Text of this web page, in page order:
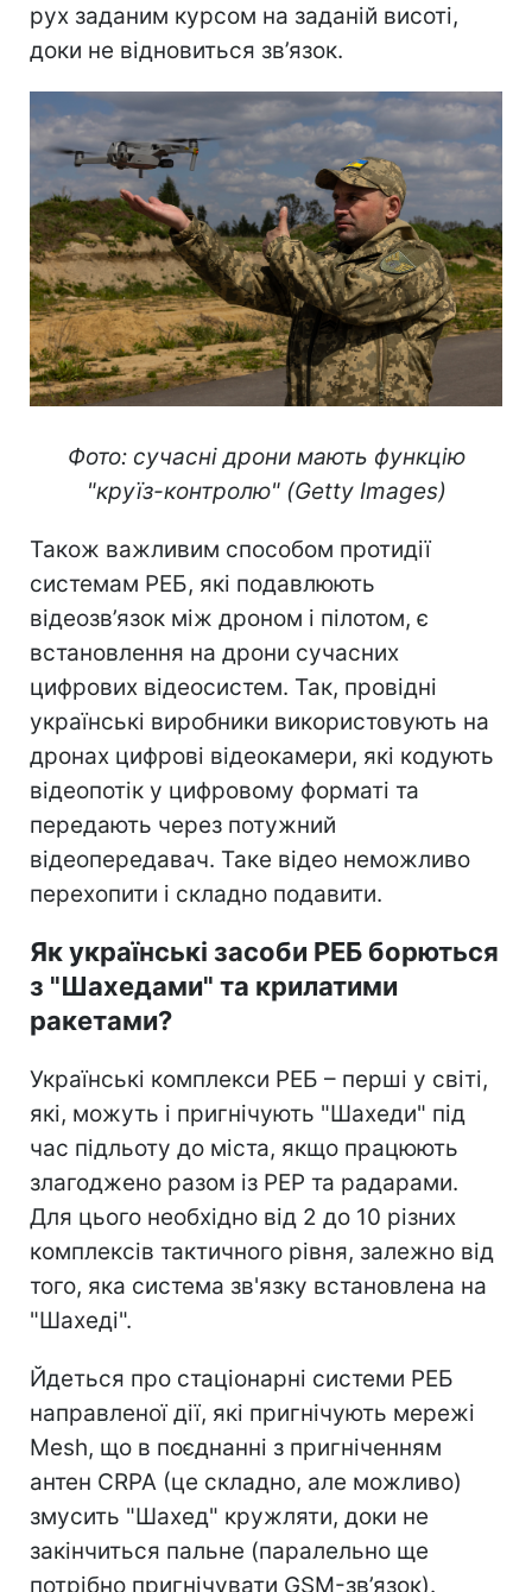
рух заданим курсом на заданій висоті,
доки не відновиться зв’язок.
Фото: сучасні дрони мають функцію
"круїз-контролю" (Getty Images)
Також важливим способом протидії
системам РЕБ, які подавлюють
відеозв’язок між дроном і пілотом, є
встановлення на дрони сучасних
цифрових відеосистем. Так, провідні
українські виробники використовують на
дронах цифрові відеокамери, які кодують
відеопотік у цифровому форматі та
передають через потужний
відеопередавач. Таке відео неможливо
перехопити і складно подавити.
Як українські засоби РЕБ борються
з "Шахедами" та крилатими
ракетами?
Українські комплекси РЕБ – перші у світі,
які, можуть і пригнічують "Шахеди" під
час підльоту до міста, якщо працюють
злагоджено разом із РЕР та радарами.
Для цього необхідно від 2 до 10 різних
комплексів тактичного рівня, залежно від
того, яка система зв'язку встановлена на
"Шахеді".
Йдеться про стаціонарні системи РЕБ
направленої дії, які пригнічують мережі
Mesh, що в поєднанні з пригніченням
антен CRPA (це складно, але можливо)
змусить "Шахед" кружляти, доки не
закінчиться пальне (паралельно ще
потрібно пригнічувати GSM-зв’язок).